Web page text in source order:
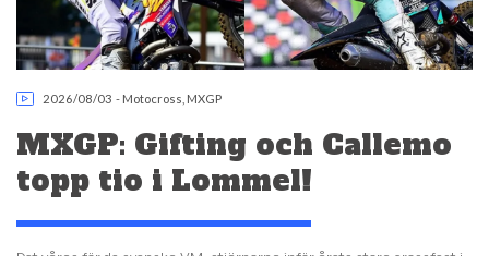
2026/08/03 - Motocross MXGP
MXGP: Gifting och Callemo
topp tio i Lommel!